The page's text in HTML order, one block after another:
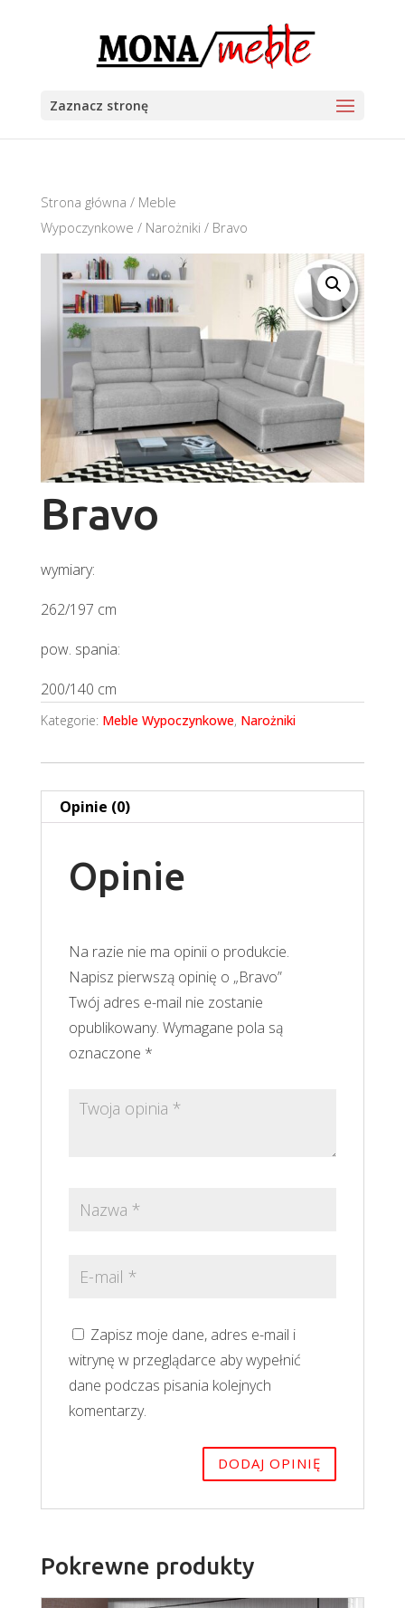
Zaznacz stronę
Strona główna / Meble
Wypoczynkowe / Narożniki / Bravo
Bravo
wymiary:
262/197 cm
pow. spania:
200/140 cm
Kategorie: Meble Wypoczynkowe, Narożniki
Opinie (0)
Opinie
Na razie nie ma opinii o produkcie.
Napisz pierwszą opinię o „Bravo”
Twój adres e-mail nie zostanie
opublikowany. Wymagane pola są
oznaczone *
Zapisz moje dane, adres e-mail i
witrynę w przeglądarce aby wypełnić
dane podczas pisania kolejnych
komentarzy.
Pokrewne produkty